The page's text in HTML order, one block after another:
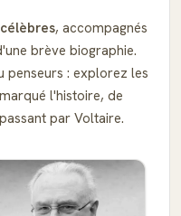
, accompagnés
brève biographie.
penseurs : explorez les
l'histoire, de
par Voltaire.